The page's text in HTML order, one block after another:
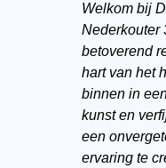
Welkom bij
Nederkouter
betoverend
hart van het
binnen in
kunst en
een
ervaring te